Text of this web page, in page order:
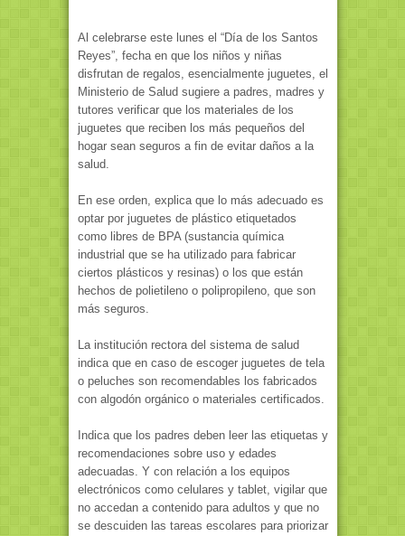
Al celebrarse este lunes el “Día de los Santos
Reyes”, fecha en que los niños y niñas
disfrutan de regalos, esencialmente juguetes, el
Ministerio de Salud sugiere a padres, madres y
tutores verificar que los materiales de los
juguetes que reciben los más pequeños del
hogar sean seguros a fin de evitar daños a la
salud.
En ese orden, explica que lo más adecuado es
optar por juguetes de plástico etiquetados
como libres de BPA (sustancia química
industrial que se ha utilizado para fabricar
ciertos plásticos y resinas) o los que están
hechos de polietileno o polipropileno, que son
más seguros.
La institución rectora del sistema de salud
indica que en caso de escoger juguetes de tela
o peluches son recomendables los fabricados
con algodón orgánico o materiales certificados.
Indica que los padres deben leer las etiquetas y
recomendaciones sobre uso y edades
adecuadas. Y con relación a los equipos
electrónicos como celulares y tablet, vigilar que
no accedan a contenido para adultos y que no
se descuiden las tareas escolares para priorizar